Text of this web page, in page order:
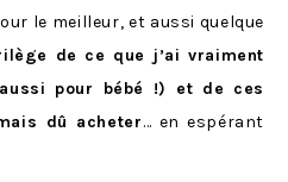
le meilleur, et aussi quelque
de ce que j’ai vraiment
pour bébé !) et de ces
dû acheter… en espérant